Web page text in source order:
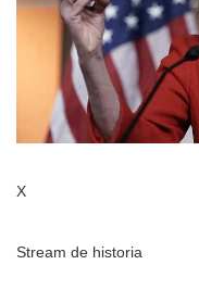
X
Stream de historia